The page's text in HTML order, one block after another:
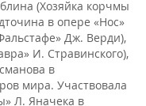
(Хозяйка корчмы
в опере «Нос»
Дж. Верди),
И. Стравинского),
в
мира. Участвовала
Л. Яначека в